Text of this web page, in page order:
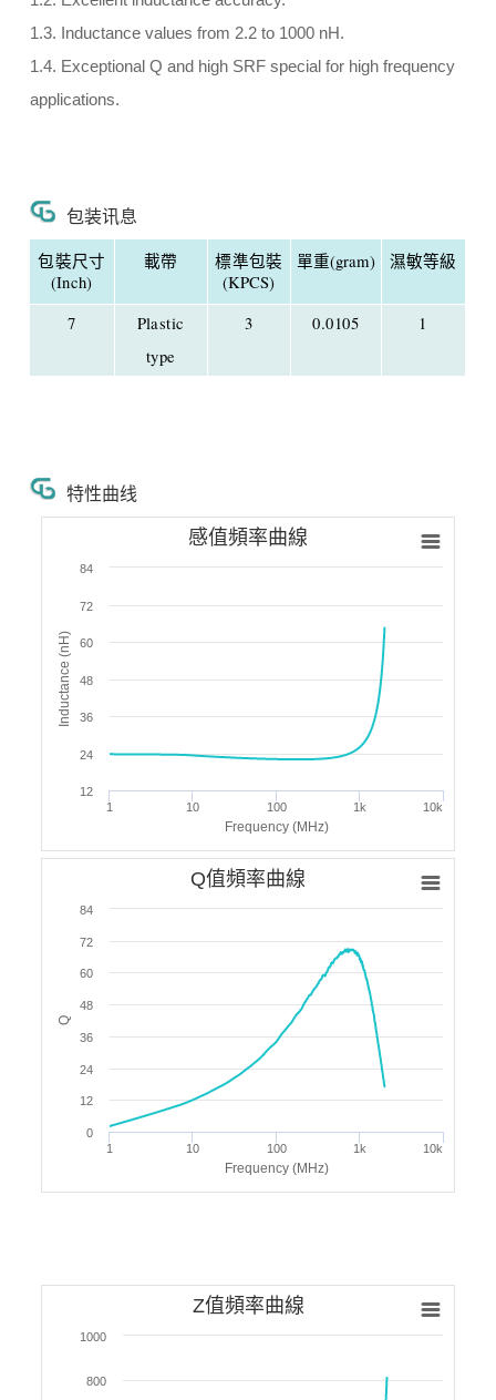
1.3. Inductance values from 2.2 to 1000 nH.
1.4. Exceptional Q and high SRF special for high frequency
applications.
包装讯息
包裝尺寸
(Inch)
載帶
標準包裝
(KPCS)
單重(gram) 濕敏等級
7
Plastic
type
3 0.0105 1
特性曲线
Frequency (MHz)
Inductance (nH)
感值頻率曲線
1 10 100 1k 10k
12
24
36
48
60
72
84
Frequency (MHz)
Q
Q值頻率曲線
1 10 100 1k 10k
0
12
24
36
48
60
72
84
Z值頻率曲線
800
1000